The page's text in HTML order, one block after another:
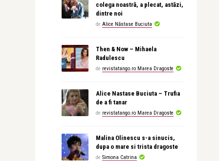
colega noastră, a plecat, astăzi,
dintre noi
de Alice Năstase Buciuta
Then & Now – Mihaela
Radulescu
de revistatango.ro Marea Dragoste
Alice Nastase Buciuta – Trufia
de a fi tanar
de revistatango.ro Marea Dragoste
Malina Olinescu s-a sinucis,
dupa o mare si trista dragoste
de Simona Catrina